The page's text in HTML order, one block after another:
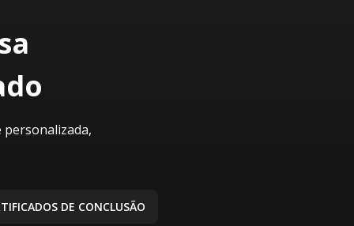
personalizada,
DE CONCLUSÃO